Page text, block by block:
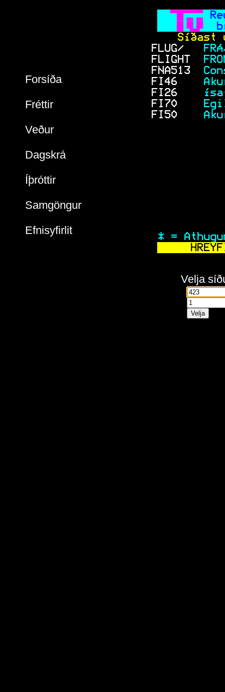
Forsíða
Fréttir
Veður
Dagskrá
Íþróttir
Samgöngur
Efnisyfirlit

  
Síðast
FLUG/
FLIGHT
FNA513
FI46
FI26
FI70
FI50
* =
Velja